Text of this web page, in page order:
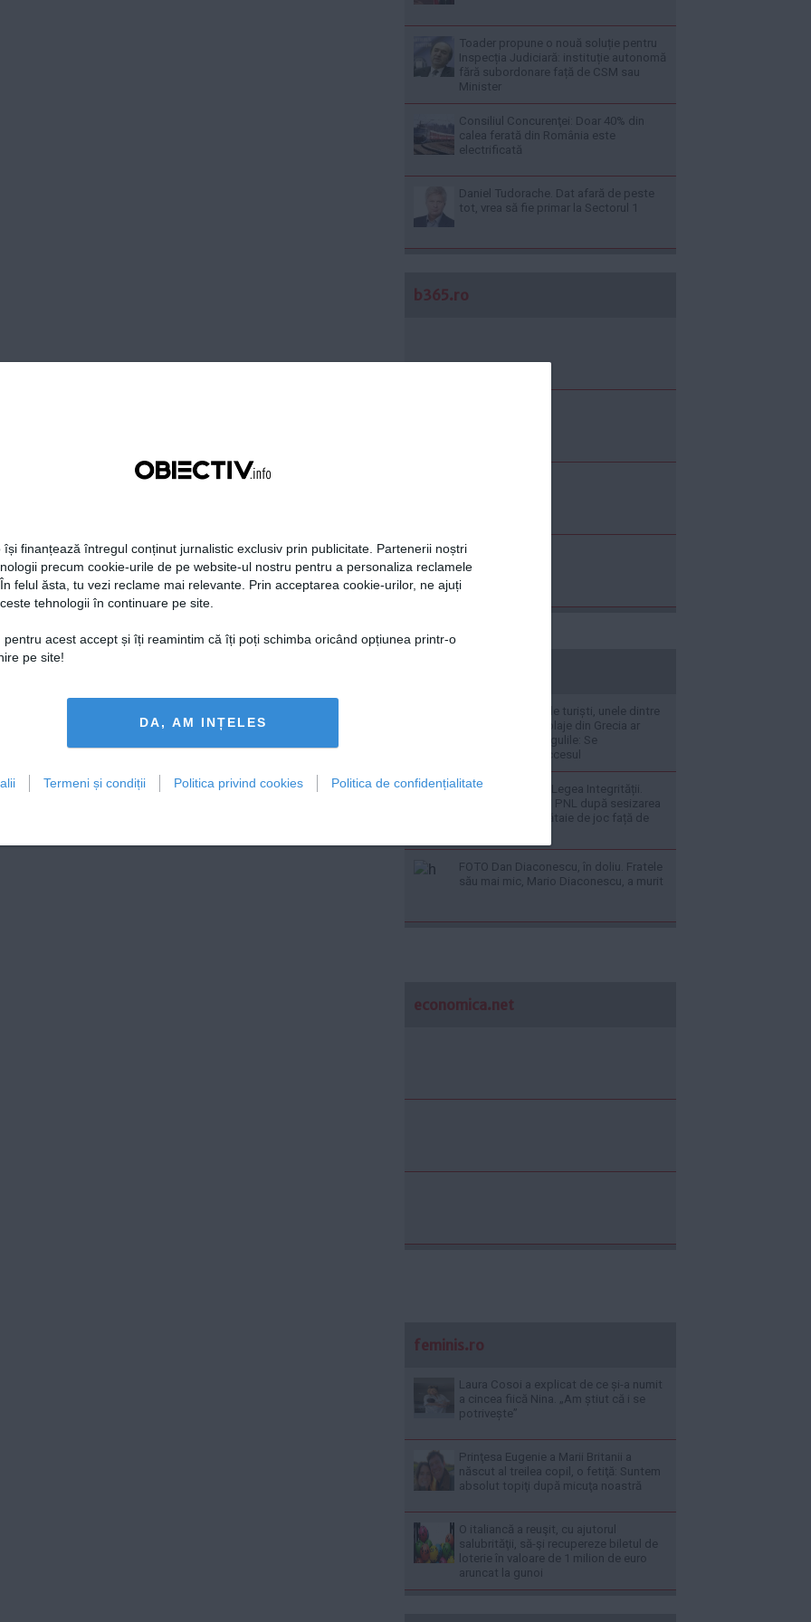
își finanțează întregul conținut jurnalistic exclusiv prin publicitate. Partenerii noștri
precum cookie-urile de pe website-ul nostru pentru a personaliza reclamele
felul ăsta, tu vezi reclame mai relevante. Prin acceptarea cookie-urilor, ne ajuți
tehnologii în continuare pe site.
pentru acest accept și îți reamintim că îți poți schimba oricând opțiunea printr-o
pe site!
DA, AM INȚELES
Termeni și condiții Politica privind cookies Politica de confidențialitate
Toader propune o nouă soluție pentru
Inspecția Judiciară: instituție autonomă
fără subordonare față de CSM sau
Minister
Consiliul Concurenţei: Doar 40% din
calea ferată din România este
electrificată
Daniel Tudorache. Dat afară de peste
tot, vrea să fie primar la Sectorul 1
b365.ro
VIDEO Sufocate de turiști, unele dintre
cele mai celebre plaje din Grecia ar
putea schimba regulile: Se
restricționează accesul
Război politic pe Legea Integrității.
PSD atacă USR și PNL după sesizarea
la CCR: „Este o bătaie de joc față de
FOTO Dan Diaconescu, în doliu. Fratele
său mai mic, Mario Diaconescu, a murit
economica.net
feminis.ro
Laura Cosoi a explicat de ce și-a numit
a cincea fiică Nina. „Am știut că i se
potrivește”
Prinţesa Eugenie a Marii Britanii a
născut al treilea copil, o fetiţă: Suntem
absolut topiţi după micuţa noastră
O italiancă a reuşit, cu ajutorul
salubrităţii, să-şi recupereze biletul de
loterie în valoare de 1 milion de euro
aruncat la gunoi